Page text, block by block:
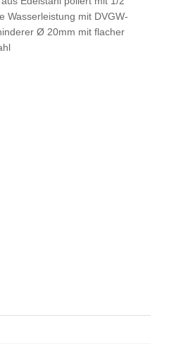
Wasserleistung mit DVGW-
Ø 20mm mit flacher